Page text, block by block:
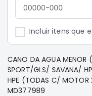
Incluir itens que
CANO DA AGUA MENOR
SPORT/GLS/ SAVANA/
HPE (TODAS C/ MOTOR
MD377989